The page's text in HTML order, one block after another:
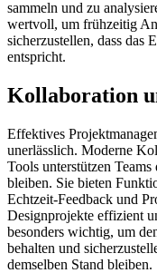
sammeln und zu
wertvoll, um frühzeitig
sicherzustellen, dass das
entspricht.
Kollaboration
Effektives
unerlässlich. Moderne
Tools unterstützen
bleiben. Sie bieten
Echtzeit-Feedback und
Designprojekte effizient
besonders wichtig, um
behalten und
demselben Stand bleiben.